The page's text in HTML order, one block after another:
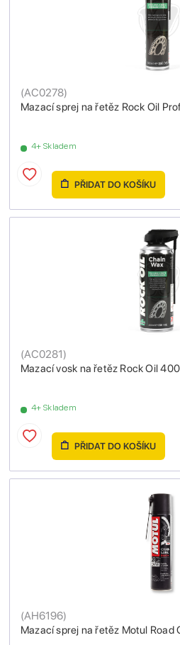
Mazací sprej na řetěz Rock Oil
(AC0278)
4+ Skladem
PŘIDAT DO KOŠÍKU
Mazací vosk na řetěz Rock Oil
(AC0281)
4+ Skladem
PŘIDAT DO KOŠÍKU
Mazací sprej na řetěz Motul Road
(AH6196)